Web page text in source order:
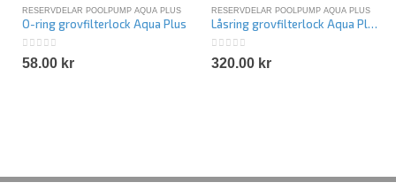
RESERVDELAR POOLPUMP AQUA PLUS
O-ring grovfilterlock Aqua Plus
0out of 5
58.00 kr
RESERVDELAR POOLPUMP AQUA PLUS
Låsring grovfilterlock Aqua Plus
0out of 5
320.00 kr